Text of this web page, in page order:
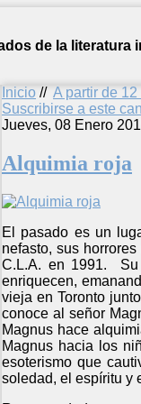
de la literatura
Inicio // A partir de 12
Suscribirse a este
Jueves, 08 Enero
Alquimia roja
El pasado es un
nefasto, sus
C.L.A. en 1991. Su
enriquecen,
vieja en Toronto
conoce al señor
Magnus hace
Magnus hacia los
esoterismo que
soledad, el espíritu y